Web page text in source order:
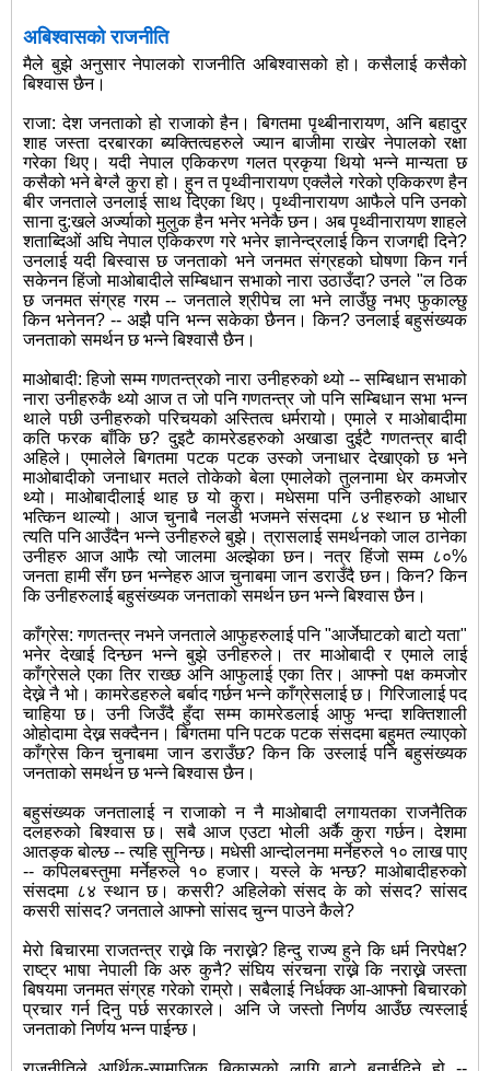
अबिश्वासको राजनीति
मैले बुझे अनुसार नेपालको राजनीति अबिश्वासको हो। कसैलाई कसैको
बिश्वास छैन।
राजा: देश जनताको हो राजाको हैन। बिगतमा पृथ्बीनारायण, अनि बहादुर
शाह जस्ता दरबारका ब्यक्तित्वहरुले ज्यान बाजीमा राखेर नेपालको रक्षा
गरेका थिए। यदी नेपाल एकिकरण गलत प्रकृया थियो भन्ने मान्यता छ
कसैको भने बेग्लै कुरा हो। हुन त पृथ्वीनारायण एक्लैले गरेको एकिकरण हैन
बीर जनताले उनलाई साथ दिएका थिए। पृथ्वीनारायण आफैले पनि उनको
साना दु:खले अर्ज्याको मुलुक हैन भनेर भनेकै छन। अब पृथ्वीनारायण शाहले
शताब्दिओं अघि नेपाल एकिकरण गरे भनेर ज्ञानेन्द्रलाई किन राजगद्दी दिने?
उनलाई यदी बिस्वास छ जनताको भने जनमत संग्रहको घोषणा किन गर्न
सकेनन हिंजो माओबादीले सम्बिधान सभाको नारा उठाउँदा? उनले "ल ठिक
छ जनमत संग्रह गरम -- जनताले श्रीपेच ला भने लाउँछु नभए फुकाल्छु
किन भनेनन? -- अझै पनि भन्न सकेका छैनन। किन? उनलाई बहुसंख्यक
जनताको समर्थन छ भन्ने बिश्वासै छैन।
माओबादी: हिजो सम्म गणतन्त्रको नारा उनीहरुको थ्यो -- सम्बिधान सभाको
नारा उनीहरुकै थ्यो आज त जो पनि गणतन्त्र जो पनि सम्बिधान सभा भन्न
थाले पछी उनीहरुको परिचयको अस्तित्व धर्मरायो। एमाले र माओबादीमा
कति फरक बाँकि छ? दुइटै कामरेडहरुको अखाडा दुईटै गणतन्त्र बादी
अहिले। एमालेले बिगतमा पटक पटक उस्को जनाधार देखाएको छ भने
माओबादीको जनाधार मतले तोकेको बेला एमालेको तुलनामा धेर कमजोर
थ्यो। माओबादीलाई थाह छ यो कुरा। मधेसमा पनि उनीहरुको आधार
भत्किन थाल्यो। आज चुनाबै नलडी भजमने संसदमा ८४ स्थान छ भोली
त्यति पनि आउँदैन भन्ने उनीहरुले बुझे। त्रासलाई समर्थनको जाल ठानेका
उनीहरु आज आफै त्यो जालमा अल्झेका छन। नत्र हिंजो सम्म ८०%
जनता हामी सँग छन भन्नेहरु आज चुनाबमा जान डराउँदै छन। किन? किन
कि उनीहरुलाई बहुसंख्यक जनताको समर्थन छन भन्ने बिश्वास छैन।
काँग्रेस: गणतन्त्र नभने जनताले आफुहरुलाई पनि "आर्जेघाटको बाटो यता"
भनेर देखाई दिन्छन भन्ने बुझे उनीहरुले। तर माओबादी र एमाले लाई
काँग्रेसले एका तिर राख्छ अनि आफुलाई एका तिर। आफ्नो पक्ष कमजोर
देख्ने नै भो। कामरेडहरुले बर्बाद गर्छन भन्ने काँग्रेसलाई छ। गिरिजालाई पद
चाहिया छ। उनी जिउँदै हुँदा सम्म कामरेडलाई आफु भन्दा शक्तिशाली
ओहोदामा देख्न सक्दैनन। बिगतमा पनि पटक पटक संसदमा बहुमत ल्याएको
काँग्रेस किन चुनाबमा जान डराउँछ? किन कि उस्लाई पनि बहुसंख्यक
जनताको समर्थन छ भन्ने बिश्वास छैन।
बहुसंख्यक जनतालाई न राजाको न नै माओबादी लगायतका राजनैतिक
दलहरुको बिश्वास छ। सबै आज एउटा भोली अर्कै कुरा गर्छन। देशमा
आतङ्क बोल्छ -- त्यहि सुनिन्छ। मधेसी आन्दोलनमा मर्नेहरुले १० लाख पाए
-- कपिलबस्तुमा मर्नेहरुले १० हजार। यस्ले के भन्छ? माओबादीहरुको
संसदमा ८४ स्थान छ। कसरी? अहिलेको संसद के को संसद? सांसद
कसरी सांसद? जनताले आफ्नो सांसद चुन्न पाउने कैले?
मेरो बिचारमा राजतन्त्र राख्ने कि नराख्ने? हिन्दु राज्य हुने कि धर्म निरपेक्ष?
राष्ट्र भाषा नेपाली कि अरु कुनै? संघिय संरचना राख्ने कि नराख्ने जस्ता
बिषयमा जनमत संग्रह गरेको राम्रो। सबैलाई निर्धक्क आ-आफ्नो बिचारको
प्रचार गर्न दिनु पर्छ सरकारले। अनि जे जस्तो निर्णय आउँछ त्यस्लाई
जनताको निर्णय भन्न पाईन्छ।